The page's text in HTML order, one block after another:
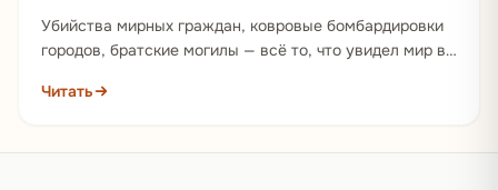
Убийства мирных граждан, ковровые бомбардировки
городов, братские могилы — всё то, что увидел мир в
уже…
Читать